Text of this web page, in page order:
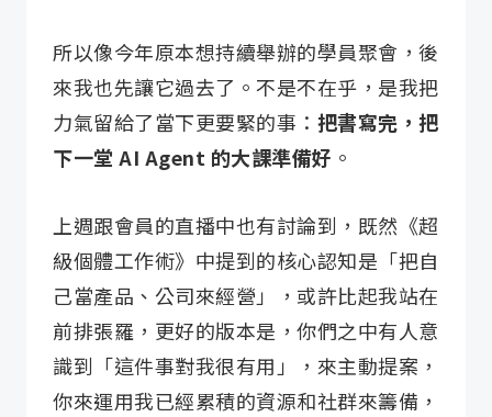
所以像今年原本想持續舉辦的學員聚會，後
來我也先讓它過去了。不是不在乎，是我把
力氣留給了當下更要緊的事： 把書寫完，把
下一堂 AI Agent 的大課準備好 。
上週跟會員的直播中也有討論到，既然《超
級個體工作術》中提到的核心認知是「把自
己當產品、公司來經營」，或許比起我站在
前排張羅，更好的版本是，你們之中有人意
識到「這件事對我很有用」，來主動提案，
你來運用我已經累積的資源和社群來籌備，